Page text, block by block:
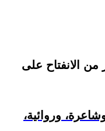
الانفتاح على
وروائية،